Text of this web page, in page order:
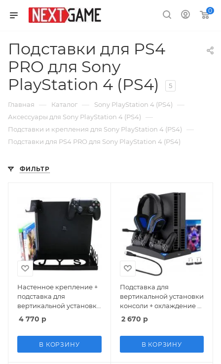
0
Подставки для PS4
PRO для Sony
PlayStation 4 (PS4)
5
Главная — Каталог — Sony PlayStation 4 (PS4) —
Аксессуары для Sony PlayStation 4 (PS4) —
Подставки и крепления для Sony PlayStation 4 (PS4) —
Подставки для PS4 PRO для Sony PlayStation 4 (PS4)
ФИЛЬТР
Настенное крепление +
подставка для
вертикальной установки
консоли + держатель для
дисков (JYS-P4120) (PS4)
4 770 р
В КОРЗИНУ
Подставка для
вертикальной установки
консоли + охлаждение +
зарядная станция для 2-
х геймпадов + держатель
6 в 1 iPega (PG-P4009)
(PS4 FAT/SLIM/PRO)
2 670 р
В КОРЗИНУ